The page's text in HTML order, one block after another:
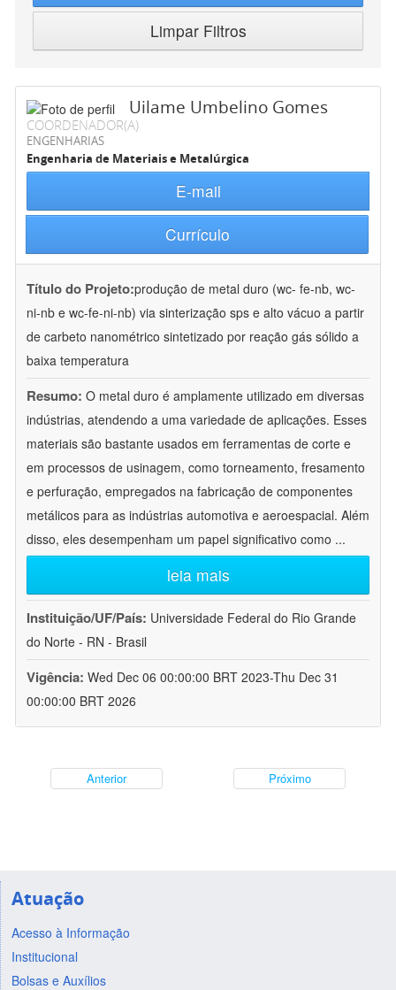
Limpar Filtros
Uilame Umbelino Gomes
COORDENADOR(A)
ENGENHARIAS
Engenharia de Materiais e Metalúrgica
E-mail
Currículo
Título do Projeto:produção de metal duro (wc- fe-nb, wc-
ni-nb e wc-fe-ni-nb) via sinterização sps e alto vácuo a partir
de carbeto nanométrico sintetizado por reação gás sólido a
baixa temperatura
Resumo: O metal duro é amplamente utilizado em diversas
indústrias, atendendo a uma variedade de aplicações. Esses
materiais são bastante usados em ferramentas de corte e
em processos de usinagem, como torneamento, fresamento
e perfuração, empregados na fabricação de componentes
metálicos para as indústrias automotiva e aeroespacial. Além
disso, eles desempenham um papel significativo como ...
leia mais
Instituição/UF/País: Universidade Federal do Rio Grande
do Norte - RN - Brasil
Vigência: Wed Dec 06 00:00:00 BRT 2023-Thu Dec 31
00:00:00 BRT 2026
Anterior Próximo
Atuação
Acesso à Informação
Institucional
Bolsas e Auxílios